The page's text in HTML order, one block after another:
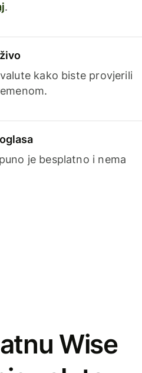
.
kako biste provjerili
je besplatno i nema
Wise